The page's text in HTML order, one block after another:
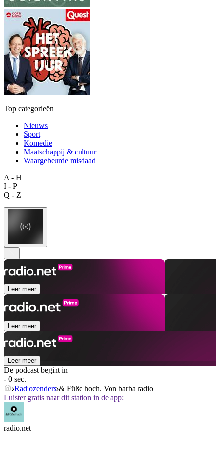
Top categorieën
Nieuws
Sport
Komedie
Maatschappij & cultuur
Waargebeurde misdaad
A - H
I - P
Q - Z
Leer meer
Leer meer
Leer meer
De podcast begint in
- 0 sec.
Radiozenders & Füße hoch. Von barba radio
Luister gratis naar dit station in de app:
radio.net